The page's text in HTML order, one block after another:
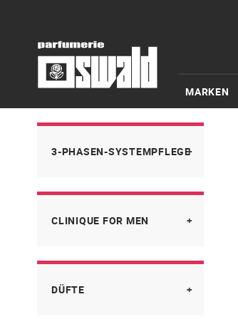
MARKEN
3-PHASEN-SYSTEMPFLEGE
Reinigungsbürste
Schritt 1: Reinigung
Schritt 3: Feuchtigkeitspflege
CLINIQUE FOR MEN
3-Phasen-Systempflege
Schritt 1: Reinigen
Gesichtspflege
DÜFTE